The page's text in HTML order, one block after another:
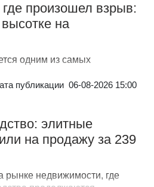
произошел взрыв:
на
одним из самых
06-08-2026 15:00
элитные
на продажу за 239
рынке недвижимости, где